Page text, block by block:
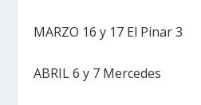
MARZO 16 y 17 El Pinar 3
ABRIL 6 y 7 Mercedes